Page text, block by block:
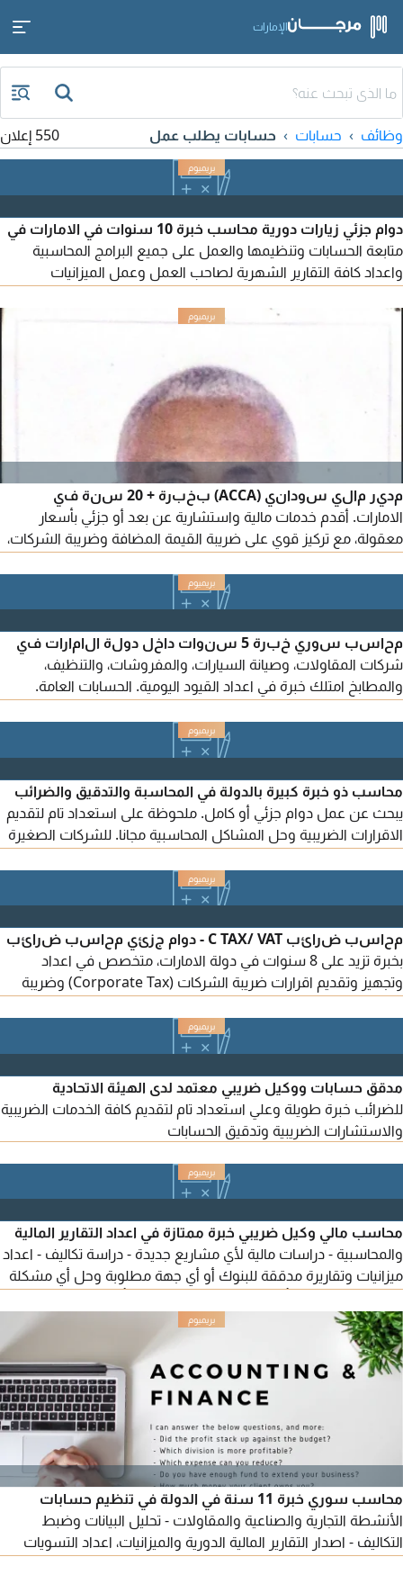
الإمارات
وظائف حسابات حسابات يطلب عمل 550 إعلان
دوام جزئي زيارات دورية محاسب خبرة 10 سنوات في الامارات في
متابعة الحسابات وتنظيمها والعمل على جميع البرامج المحاسبية
واعداد كافة التقارير الشهرية لصاحب العمل وعمل الميزانيات
للشركات ومتابعة البنوك ومتابعة كافة الاجراءات والعمليات
المحاسبية للمنشأة واعداد الاقرارات الضريبية والاسترداد للشركات
مدير مالي سوداني (ACCA) بخبرة + 20 سنة في
الامارات. أقدم خدمات مالية واستشارية عن بعد أو جزئي بأسعار
معقولة، مع تركيز قوي على ضريبة القيمة المضافة وضريبة الشركات،
اضافة الى التقارير المالية (IFRS) الموازنات، التدفقات النقدية،
ودراسات الجدوى. خبرة في الامتثال الضريبي وتطوير الأنظمة
محاسب سوري خبرة 5 سنوات داخل دولة الامارات في
شركات المقاولات، وصيانة السيارات، والمفروشات، والتنظيف،
والمطابخ امتلك خبرة في اعداد القيود اليومية. الحسابات العامة.
اعداد وتقديم الاقرارات الضريبية. الرواتب والمستحقات. العمل على
معظم البرامج المحاسبية مثل الأمين والبازار والميزان وذوهوا
محاسب ذو خبرة كبيرة بالدولة في المحاسبة والتدقيق والضرائب
يبحث عن عمل دوام جزئي أو كامل. ملحوظة على استعداد تام لتقديم
الاقرارات الضريبية وحل المشاكل المحاسبية مجانا. للشركات الصغيرة
وذات الامكانيات المحدودة
محاسب ضرائب C TAX/ VAT - دوام جزئي محاسب ضرائب
بخبرة تزيد على 8 سنوات في دولة الامارات، متخصص في اعداد
وتجهيز وتقديم اقرارات ضريبة الشركات (Corporate Tax) وضريبة
الدولية للتقارير المالية IFRS. امتلك خبرة في اعداد القوائم المالية
والتقارير المالية والتسويات البنكية وإدارة الحسابات باستخدام مختلف
مدقق حسابات ووكيل ضريبي معتمد لدى الهيئة الاتحادية
للضرائب خبرة طويلة وعلي استعداد تام لتقديم كافة الخدمات الضريبية
والاستشارات الضريبية وتدقيق الحسابات
محاسب مالي وكيل ضريبي خبرة ممتازة في اعداد التقارير المالية
والمحاسبية - دراسات مالية لأي مشاريع جديدة - دراسة تكاليف - اعداد
ميزانيات وتقاريرة مدققة للبنوك أو أي جهة مطلوبة وحل أي مشكلة
البرامج المحاسبية لشركات المقاولات والمكاتب الهندسية والمراكز
الطبية والشركات التجارية والمصانع وتصفية الشركات والحسابات
المتراكمة والمتعلقة بالتصفية - دوام جزئي
محاسب سوري خبرة 11 سنة في الدولة في تنظيم حسابات
الأنشطة التجارية والصناعية والمقاولات - تحليل البيانات وضبط
التكاليف - اصدار التقارير المالية الدورية والميزانيات، اعداد التسويات